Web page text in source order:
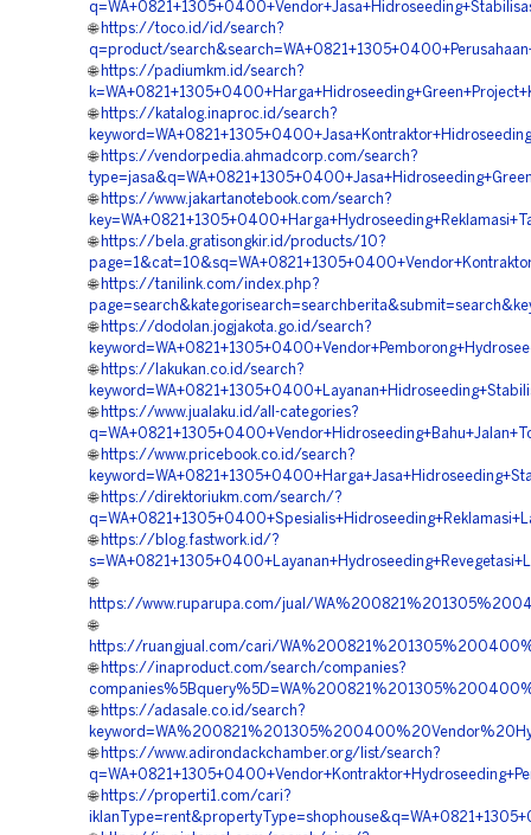
🌐 https://toco.id/id/search?
q=product/
🌐 https://padiumkm.id/search?
🌐 https://katalog.inaproc.id/search?
🌐 https://vendorpedia.ahmadcorp.com/search?
🌐 https://www.jakartanotebook.com/search?
🌐 https://bela.gratisongkir.id/products/10?
🌐 https://tanilink.com/index.php?
🌐 https://dodolan.jogjakota.go.id/search?
🌐 https://lakukan.co.id/search?
🌐 https://www.jualaku.id/all-categories?
🌐 https://www.pricebook.co.id/search?
🌐 https://direktoriukm.com/search/?
🌐 https://blog.fastwork.id/?
🌐
https://www.ruparupa.com/jual/
🌐
https://ruangjual.com/cari/
🌐 https://inaproduct.com/search/companies?
🌐 https://adasale.co.id/search?
🌐 https://www.adirondackchamber.org/list/search?
🌐 https://properti1.com/cari?